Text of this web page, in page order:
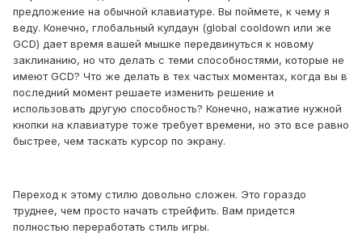
предложение на обычной клавиатуре. Вы поймете, к чему я
веду. Конечно, глобальный кулдаун (global cooldown или же
GCD) дает время вашей мышке передвинуться к новому
заклинанию, но что делать с теми способностями, которые не
имеют GCD? Что же делать в тех частых моментах, когда вы в
последний момент решаете изменить решение и
использовать другую способность? Конечно, нажатие нужной
кнопки на клавиатуре тоже требует времени, но это все равно
быстрее, чем таскать курсор по экрану.
Переход к этому стилю довольно сложен. Это гораздо
труднее, чем просто начать стрейфить. Вам придется
полностью переработать стиль игры.